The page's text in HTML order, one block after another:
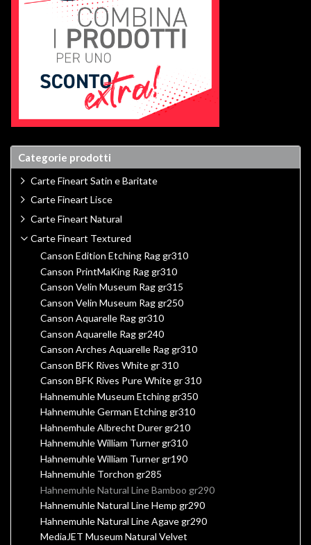
Categorie prodotti
Carte Fineart Satin e Baritate
Carte Fineart Lisce
Carte Fineart Natural
Carte Fineart Textured
Canson Edition Etching Rag gr310
Canson PrintMaKing Rag gr310
Canson Velin Museum Rag gr315
Canson Velin Museum Rag gr250
Canson Aquarelle Rag gr310
Canson Aquarelle Rag gr240
Canson Arches Aquarelle Rag gr310
Canson BFK Rives White gr 310
Canson BFK Rives Pure White gr 310
Hahnemuhle Museum Etching gr350
Hahnemuhle German Etching gr310
Hahnemhule Albrecht Durer gr210
Hahnemuhle William Turner gr310
Hahnemuhle William Turner gr190
Hahnemuhle Torchon gr285
Hahnemuhle Natural Line Bamboo gr290
Hahnemuhle Natural Line Hemp gr290
Hahnemuhle Natural Line Agave gr290
MediaJET Museum Natural Velvet